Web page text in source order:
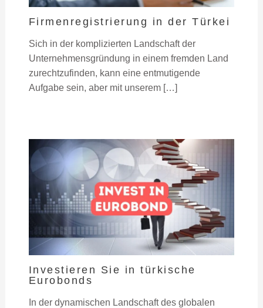
Firmenregistrierung in der Türkei
Sich in der komplizierten Landschaft der
Unternehmensgründung in einem fremden Land
zurechtzufinden, kann eine entmutigende
Aufgabe sein, aber mit unserem […]
Investieren Sie in türkische
Eurobonds
In der dynamischen Landschaft des globalen